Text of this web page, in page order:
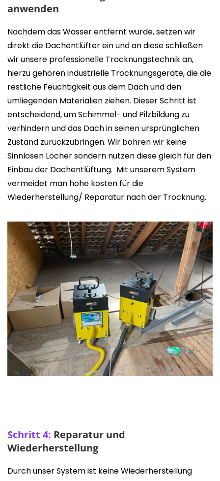
anwenden
Nachdem das Wasser entfernt wurde, setzen wir
direkt die Dachentlüfter ein und an diese schließen
wir unsere professionelle Trocknungstechnik an,
hierzu gehören industrielle Trocknungsgeräte, die die
restliche Feuchtigkeit aus dem Dach und den
umliegenden Materialien ziehen. Dieser Schritt ist
entscheidend, um Schimmel- und Pilzbildung zu
verhindern und das Dach in seinen ursprünglichen
Zustand zurückzubringen. Wir bohren wir keine
Sinnlosen Löcher sondern nutzen diese gleich für den
Einbau der Dachentlüftung. Mit unserem System
vermeidet man hohe kosten für die
Wiederherstellung/ Reparatur nach der Trocknung.
Schritt 4: Reparatur und
Wiederherstellung
Durch unser System ist keine Wiederherstellung